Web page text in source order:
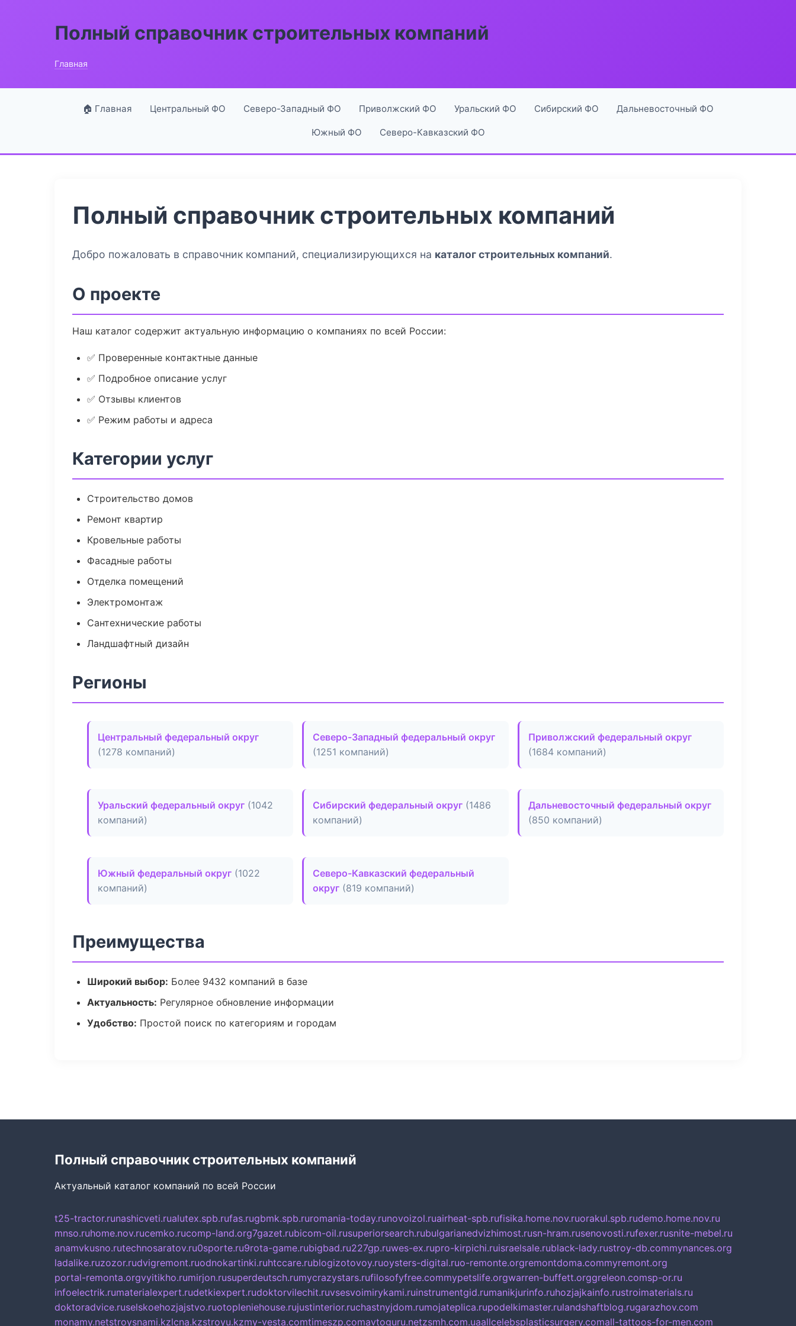
Полный справочник строительных компаний
Главная
🏠 Главная Центральный ФО Северо-Западный ФО Приволжский ФО Уральский ФО Сибирский ФО Дальневосточный ФО
Южный ФО Северо-Кавказский ФО
Полный справочник строительных компаний
Добро пожаловать в справочник компаний, специализирующихся на каталог строительных компаний.
О проекте
Наш каталог содержит актуальную информацию о компаниях по всей России:
✅ Проверенные контактные данные
✅ Подробное описание услуг
✅ Отзывы клиентов
✅ Режим работы и адреса
Категории услуг
Строительство домов
Ремонт квартир
Кровельные работы
Фасадные работы
Отделка помещений
Электромонтаж
Сантехнические работы
Ландшафтный дизайн
Регионы
Центральный федеральный округ
(1278 компаний)
Северо-Западный федеральный округ
(1251 компаний)
Приволжский федеральный округ
(1684 компаний)
Уральский федеральный округ (1042
компаний)
Сибирский федеральный округ (1486
компаний)
Дальневосточный федеральный округ
(850 компаний)
Южный федеральный округ (1022
компаний)
Северо-Кавказский федеральный
округ (819 компаний)
Преимущества
Широкий выбор: Более 9432 компаний в базе
Актуальность: Регулярное обновление информации
Удобство: Простой поиск по категориям и городам
Полный справочник строительных компаний
Актуальный каталог компаний по всей России
t25-tractor.runashicveti.rualutex.spb.rufas.rugbmk.spb.ruromania-today.runovoizol.ruairheat-spb.rufisika.home.nov.ruorakul.spb.rudemo.home.nov.ru
mnso.ruhome.nov.rucemko.rucomp-land.org7gazet.rubicom-oil.rusuperiorsearch.rubulgarianedvizhimost.rusn-hram.rusenovosti.rufexer.rusnite-mebel.ru
anamvkusno.rutechnosaratov.ru0sporte.ru9rota-game.rubigbad.ru227gp.ruwes-ex.rupro-kirpichi.ruisraelsale.rublack-lady.rustroy-db.commynances.org
ladalike.ruzozor.rudvigremont.ruodnokartinki.ruhtccare.rublogizotovoy.ruoysters-digital.ruo-remonte.orgremontdoma.commyremont.org
portal-remonta.orgvyitikho.rumirjon.rusuperdeutsch.rumycrazystars.rufilosofyfree.commypetslife.orgwarren-buffett.orggreleon.comsp-or.ru
infoelectrik.rumaterialexpert.rudetkiexpert.rudoktorvilechit.ruvsesvoimirykami.ruinstrumentgid.rumanikjurinfo.ruhozjajkainfo.rustroimaterials.ru
doktoradvice.ruselskoehozjajstvo.ruotopleniehouse.rujustinterior.ruchastnyjdom.rumojateplica.rupodelkimaster.rulandshaftblog.rugarazhov.com
monamy.netstroysnami.kzlcna.kzstroyu.kzmy-vesta.comtimeszp.comavtoguru.netzsmh.com.uaallcelebsplasticsurgery.comall-tattoos-for-men.com